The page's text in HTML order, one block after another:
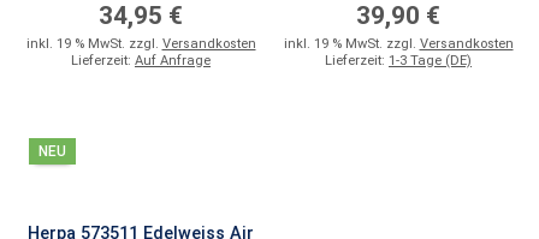
34,95 €
inkl. 19 % MwSt. zzgl. Versandkosten
Lieferzeit: Auf Anfrage
39,90 €
inkl. 19 % MwSt. zzgl. Versandkosten
Lieferzeit: 1-3 Tage (DE)
NEU
Herpa 573511 Edelweiss Air